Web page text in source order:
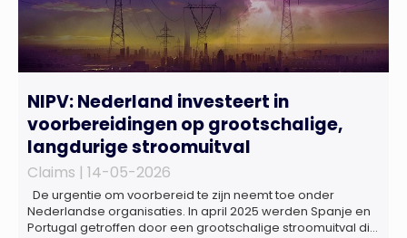
NIPV: Nederland investeert in
voorbereidingen op grootschalige,
langdurige stroomuitval
Claims | 14-05-2026
De urgentie om voorbereid te zijn neemt toe onder
Nederlandse organisaties. In april 2025 werden Spanje en
Portugal getroffen door een grootschalige stroomuitval die